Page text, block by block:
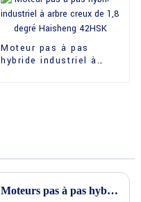
Moteur pas à pas
hybride industriel à
Moteurs pas à pas hybrides : révolutionner le contrôle de précision dans diverses applications